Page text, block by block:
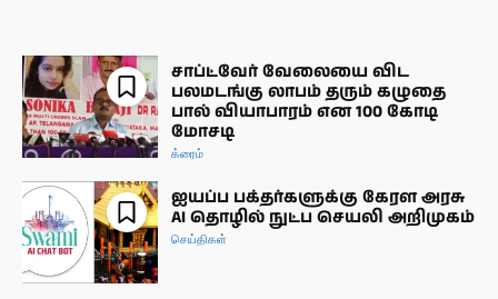
சாப்ட்வேர் வேலையை விட
பலமடங்கு லாபம் தரும் கழுதை
பால் வியாபாரம் என 100 கோடி
மோசடி
க்ரைம்
ஐயப்ப பக்தர்களுக்கு கேரள அரசு
AI தொழில் நுட்ப செயலி அறிமுகம்
செய்திகள்